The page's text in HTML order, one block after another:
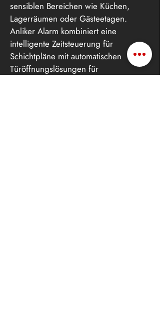
sensiblen Bereichen wie Küchen,
Lagerräumen oder Gästeetagen.
Anliker Alarm kombiniert eine
intelligente Zeitsteuerung für
Schichtpläne mit automatischen
Türöffnungslösungen für